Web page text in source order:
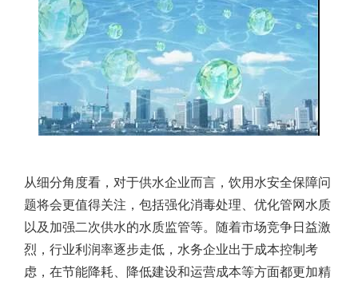
从细分角度看，对于供水企业而言，饮用水安全保障问
题将会更值得关注，包括强化消毒处理、优化管网水质
以及加强二次供水的水质监管等。随着市场竞争日益激
烈，行业利润率逐步走低，水务企业出于成本控制考
虑，在节能降耗、降低建设和运营成本等方面都更加精